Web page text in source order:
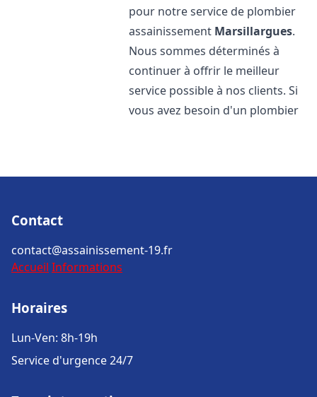
pour notre service de plombier
assainissement Marsillargues.
Nous sommes déterminés à
continuer à offrir le meilleur
service possible à nos clients. Si
vous avez besoin d'un plombier
Contact
contact@assainissement-19.fr
Accueil Informations
Horaires
Lun-Ven: 8h-19h
Service d'urgence 24/7